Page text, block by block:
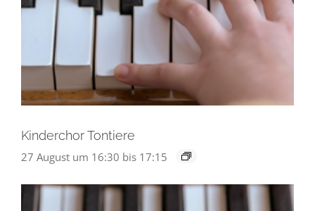
Kinderchor Tontiere
27 August um 16:30 bis 17:15